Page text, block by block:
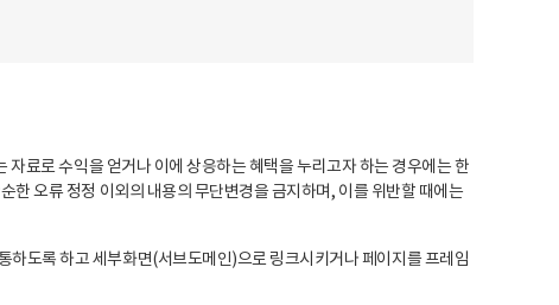
료로 수익을 얻거나 이에 상응하는 혜택을 누리고자 하는 경우에는 한
한 오류 정정 이외의 내용의 무단변경을 금지하며, 이를 위반할 때에는
도록 하고 세부화면(서브도메인)으로 링크시키거나 페이지를 프레임